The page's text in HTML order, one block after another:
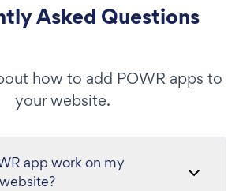
Asked Questions
how to add POWR apps to
your website.
app work on my